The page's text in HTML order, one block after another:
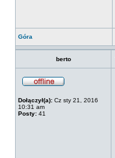
Góra
berto
Dołączył(a): Cz sty 21, 2016
10:31 am
Posty: 41